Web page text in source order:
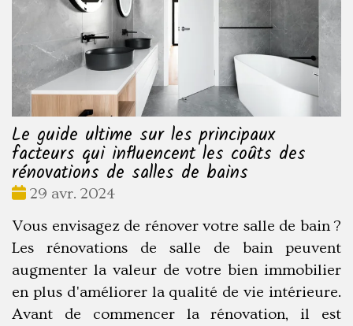
Le guide ultime sur les principaux
facteurs qui influencent les coûts des
rénovations de salles de bains
Date
29 avr. 2024
Vous envisagez de rénover votre salle de bain ?
Les rénovations de salle de bain peuvent
augmenter la valeur de votre bien immobilier
en plus d'améliorer la qualité de vie intérieure.
Avant de commencer la rénovation, il est